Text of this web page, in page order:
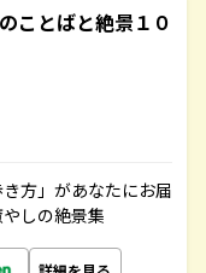
ことばと絶景１０
方」があなたにお届
しの絶景集